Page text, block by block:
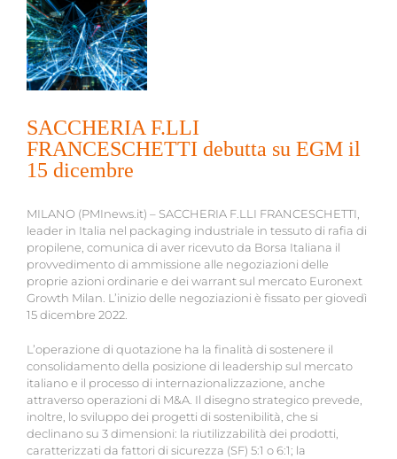
Ingrandisci
immagine
SACCHERIA F.LLI
FRANCESCHETTI debutta su EGM il
15 dicembre
MILANO (PMInews.it) – SACCHERIA F.LLI FRANCESCHETTI,
leader in Italia nel packaging industriale in tessuto di rafia di
propilene, comunica di aver ricevuto da Borsa Italiana il
provvedimento di ammissione alle negoziazioni delle
proprie azioni ordinarie e dei warrant sul mercato Euronext
Growth Milan. L’inizio delle negoziazioni è fissato per giovedì
15 dicembre 2022.
L’operazione di quotazione ha la finalità di sostenere il
consolidamento della posizione di leadership sul mercato
italiano e il processo di internazionalizzazione, anche
attraverso operazioni di M&A. Il disegno strategico prevede,
inoltre, lo sviluppo dei progetti di sostenibilità, che si
declinano su 3 dimensioni: la riutilizzabilità dei prodotti,
caratterizzati da fattori di sicurezza (SF) 5:1 o 6:1; la